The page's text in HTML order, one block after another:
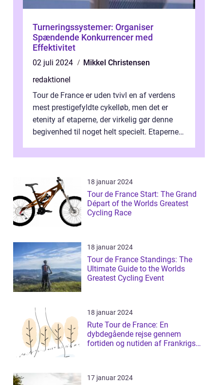
Turneringssystemer: Organiser
Spændende Konkurrencer med
Effektivitet
02 juli 2024
Mikkel Christensen
redaktionel
Tour de France er uden tvivl en af verdens
mest prestigefyldte cykelløb, men det er
etenity af etaperne, der virkelig gør denne
begivenhed til noget helt specielt. Etaperne i
18 januar 2024
Tour de France Start: The Grand
Départ of the Worlds Greatest
Cycling Race
18 januar 2024
Tour de France Standings: The
Ultimate Guide to the Worlds
Greatest Cycling Event
18 januar 2024
Rute Tour de France: En
dybdegående rejse gennem
fortiden og nutiden af Frankrigs
17 januar 2024